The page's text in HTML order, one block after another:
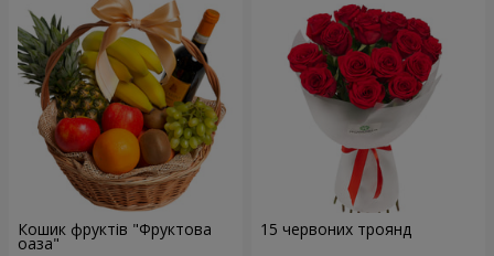
Кошик фруктів "Фруктова
оаза"
15 червоних троянд